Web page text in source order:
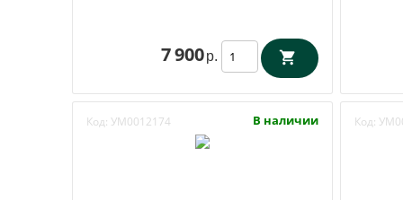
7 900 р.
Код: УМ0012174 В наличии Код: